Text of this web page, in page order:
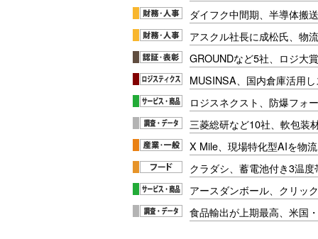
ダイフク中間期、半導体搬
アスクル社長に成松氏、物
GROUNDなど5社、ロジ大
MUSINSA、国内倉庫活用
ロジスネクスト、防爆フォ
三菱総研など10社、軟包装
X Mile、現場特化型AIを物
クラダシ、蓄電池付き3温
アースダンボール、クリッ
食品輸出が上期最高、米国